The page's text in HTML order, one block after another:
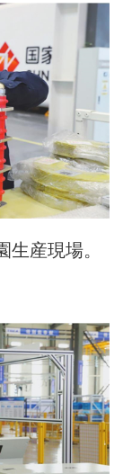
産現場。